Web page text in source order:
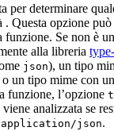
per determinare
Questa opzione può
funzione. Se non è
alla libreria
json), un tipo
o un tipo mime con
funzione, l’opzione
analizzata se
application/json.